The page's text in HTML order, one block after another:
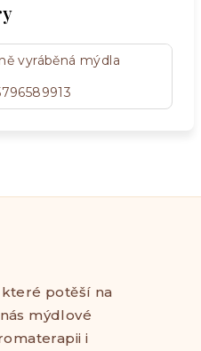
vyráběná mýdla
potěší na
mýdlové
i